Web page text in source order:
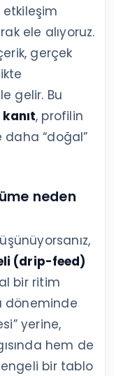
etkileşim
ele alıyoruz.
gerçek
gelir. Bu
, profilin
“doğal”
neden
(drip-feed)
bir ritim
döneminde
yerine,
hem de
bir tablo